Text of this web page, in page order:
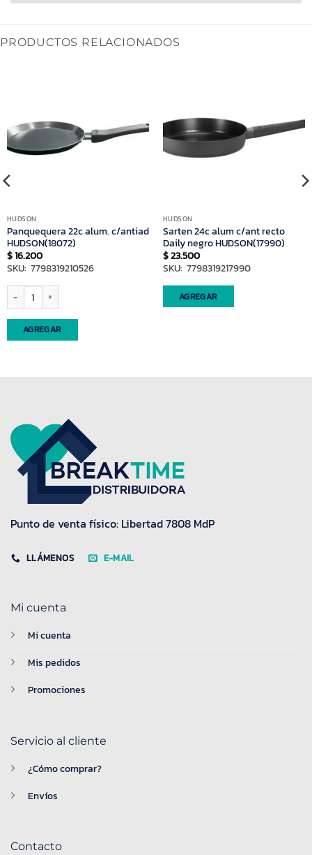
PRODUCTOS RELACIONADOS
HUDSON
Panquequera 22c alum. c/antiad
HUDSON(18072)
$16.200
SKU: 7798319210526
Panquequera 22c alum. c/antiad HUDSON(18072) cantidad
AGREGAR
HUDSON
Sarten 24c alum c/ant recto
Daily negro HUDSON(17990)
$23.500
SKU: 7798319217990
AGREGAR
Punto de venta físico: Libertad 7808 MdP
LLÁMENOS E-MAIL
Mi cuenta
Mi cuenta
Mis pedidos
Promociones
Servicio al cliente
¿Cómo comprar?
Envíos
Contacto